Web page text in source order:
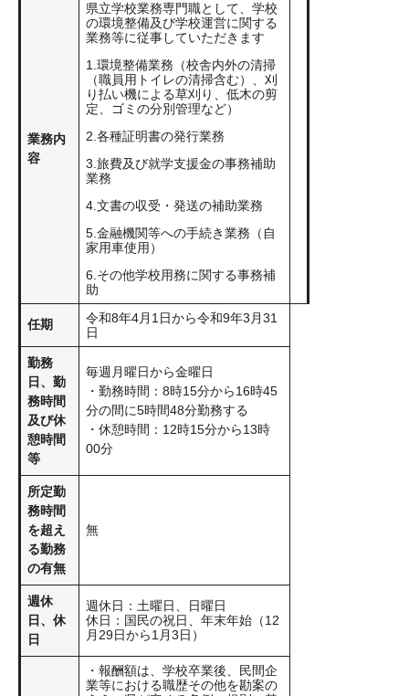
業務内
容
県立学校業務専門職として、学校
の環境整備及び学校運営に関する
業務等に従事していただきます
1.環境整備業務（校舎内外の清掃
（職員用トイレの清掃含む）、刈
り払い機による草刈り、低木の剪
定、ゴミの分別管理など）
2.各種証明書の発行業務
3.旅費及び就学支援金の事務補助
業務
4.文書の収受・発送の補助業務
5.金融機関等への手続き業務（自
家用車使用）
6.その他学校用務に関する事務補
助
任期
令和8年4月1日から令和9年3月31
日
勤務
日、勤
務時間
及び休
憩時間
等
毎週月曜日から金曜日
・勤務時間：8時15分から16時45
分の間に5時間48分勤務する
・休憩時間：12時15分から13時
00分
所定勤
務時間
を超え
る勤務
の有無
無
週休
日、休
日
週休日：土曜日、日曜日
休日：国民の祝日、年末年始（12
月29日から1月3日）
・報酬額は、学校卒業後、民間企
業等における職歴その他を勘案の